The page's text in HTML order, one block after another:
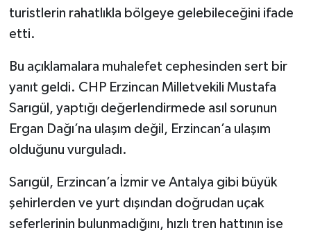
turistlerin rahatlıkla bölgeye gelebileceğini ifade
etti.
Bu açıklamalara muhalefet cephesinden sert bir
yanıt geldi. CHP Erzincan Milletvekili Mustafa
Sarıgül, yaptığı değerlendirmede asıl sorunun
Ergan Dağı’na ulaşım değil, Erzincan’a ulaşım
olduğunu vurguladı.
Sarıgül, Erzincan’a İzmir ve Antalya gibi büyük
şehirlerden ve yurt dışından doğrudan uçak
seferlerinin bulunmadığını, hızlı tren hattının ise